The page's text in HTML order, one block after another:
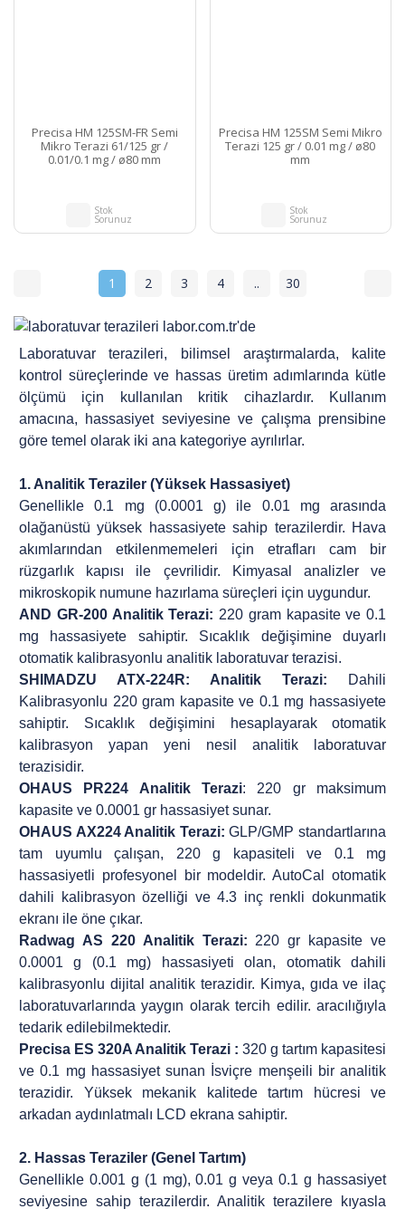
Precisa HM 125SM-FR Semi
Mikro Terazi 61/125 gr /
0.01/0.1 mg / ø80 mm
Stok
Sorunuz
Precisa HM 125SM Semi Mikro
Terazi 125 gr / 0.01 mg / ø80
mm
Stok
Sorunuz
1 2 3 4 .. 30
Laboratuvar terazileri, bilimsel araştırmalarda, kalite
kontrol süreçlerinde ve hassas üretim adımlarında kütle
ölçümü için kullanılan kritik cihazlardır. Kullanım
amacına, hassasiyet seviyesine ve çalışma prensibine
göre temel olarak iki ana kategoriye ayrılırlar.
1. Analitik Teraziler (Yüksek Hassasiyet)
Genellikle 0.1 mg (0.0001 g) ile 0.01 mg arasında
olağanüstü yüksek hassasiyete sahip terazilerdir. Hava
akımlarından etkilenmemeleri için etrafları cam bir
rüzgarlık kapısı ile çevrilidir. Kimyasal analizler ve
mikroskopik numune hazırlama süreçleri için uygundur.
AND GR-200 Analitik Terazi: 220 gram kapasite ve 0.1
mg hassasiyete sahiptir. Sıcaklık değişimine duyarlı
otomatik kalibrasyonlu analitik laboratuvar terazisi.
SHIMADZU ATX-224R: Analitik Terazi: Dahili
Kalibrasyonlu 220 gram kapasite ve 0.1 mg hassasiyete
sahiptir. Sıcaklık değişimini hesaplayarak otomatik
kalibrasyon yapan yeni nesil analitik laboratuvar
terazisidir.
OHAUS PR224 Analitik Terazi: 220 gr maksimum
kapasite ve 0.0001 gr hassasiyet sunar.
OHAUS AX224 Analitik Terazi: GLP/GMP standartlarına
tam uyumlu çalışan, 220 g kapasiteli ve 0.1 mg
hassasiyetli profesyonel bir modeldir. AutoCal otomatik
dahili kalibrasyon özelliği ve 4.3 inç renkli dokunmatik
ekranı ile öne çıkar.
Radwag AS 220 Analitik Terazi: 220 gr kapasite ve
0.0001 g (0.1 mg) hassasiyeti olan, otomatik dahili
kalibrasyonlu dijital analitik terazidir. Kimya, gıda ve ilaç
laboratuvarlarında yaygın olarak tercih edilir. aracılığıyla
tedarik edilebilmektedir.
Precisa ES 320A Analitik Terazi : 320 g tartım kapasitesi
ve 0.1 mg hassasiyet sunan İsviçre menşeili bir analitik
terazidir. Yüksek mekanik kalitede tartım hücresi ve
arkadan aydınlatmalı LCD ekrana sahiptir.
2. Hassas Teraziler (Genel Tartım)
Genellikle 0.001 g (1 mg), 0.01 g veya 0.1 g hassasiyet
seviyesine sahip terazilerdir. Analitik terazilere kıyasla